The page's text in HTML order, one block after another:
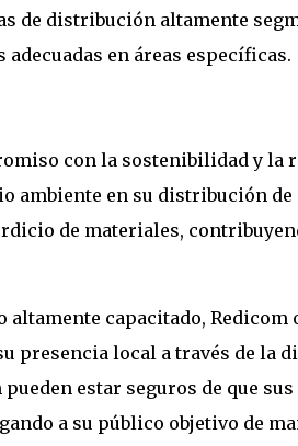
de distribución altamente
en áreas específicas.
con la sostenibilidad y la
ambiente en su distribución
de materiales,
capacitado, Redicom
presencia local a través de la
estar seguros de que
a su público objetivo de